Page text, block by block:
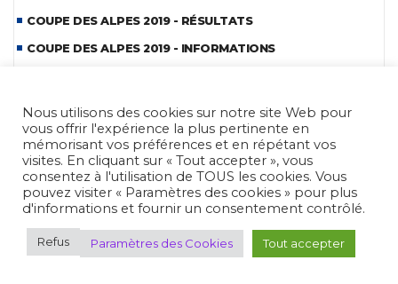
COUPE DES ALPES 2019 - RÉSULTATS
COUPE DES ALPES 2019 - INFORMATIONS
CDM BENCH-REST 2019 - REPORTAGE
CDM BENCH-REST 2019 - INFORMATIONS
COUPE BOHEME IAU FIELD 2019 - INFORMATIONS
HOPES PLZEN 2019 - REPORTAGE
CDE MLAIC 2019 - REPORTAGE
Nous utilisons des cookies sur notre site Web pour
vous offrir l'expérience la plus pertinente en
mémorisant vos préférences et en répétant vos
visites. En cliquant sur « Tout accepter », vous
consentez à l'utilisation de TOUS les cookies. Vous
pouvez visiter « Paramètres des cookies » pour plus
d'informations et fournir un consentement contrôlé.
Refus Paramètres des Cookies Tout accepter